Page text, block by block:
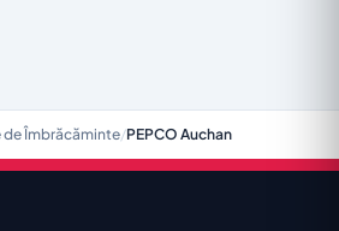
de Îmbrăcăminte/PEPCO Auchan